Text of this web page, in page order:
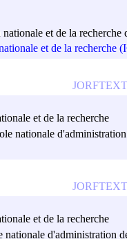
et de la recherche
et de la recherche
et de la recherche
nationale
et de la recherche
nationale d'administration